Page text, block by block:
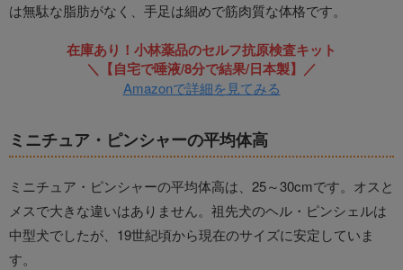
は無駄な脂肪がなく、手足は細めで筋肉質な体格です。
在庫あり！小林薬品のセルフ抗原検査キット
＼【自宅で唾液/8分で結果/日本製】／
Amazonで詳細を見てみる
ミニチュア・ピンシャーの平均体高
ミニチュア・ピンシャーの平均体高は、25～30cmです。オスと
メスで大きな違いはありません。祖先犬のヘル・ピンシェルは
中型犬でしたが、19世紀頃から現在のサイズに安定していま
す。